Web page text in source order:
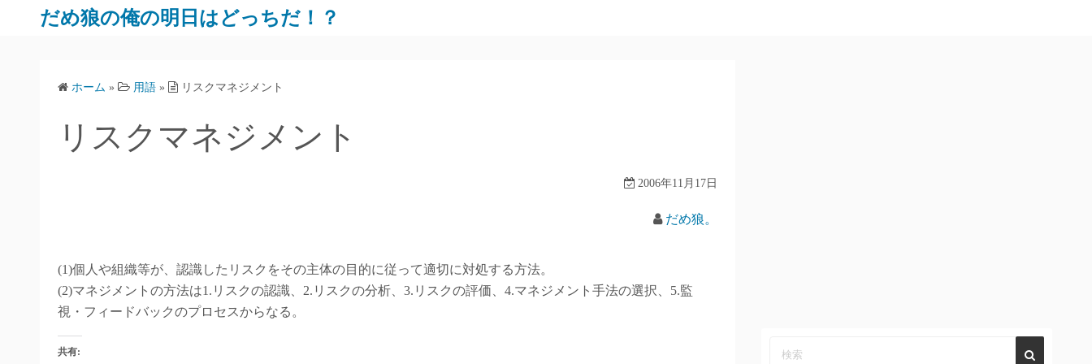
だめ狼の俺の明日はどっちだ！？
ホーム » 用語 » リスクマネジメント
リスクマネジメント
2006年11月17日
だめ狼。
(1)個人や組織等が、認識したリスクをその主体の目的に従って適切に対処する方法。
(2)マネジメントの方法は1.リスクの認識、2.リスクの分析、3.リスクの評価、4.マネジメント手法の選択、5.監
視・フィードバックのプロセスからなる。
共有: